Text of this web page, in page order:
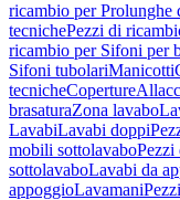
ricambio per Prolunghe
tecnichePezzi di
ricambio per Sifoni per
Sifoni tubolariManicotti
tecnicheCoperture
brasaturaZona lavabo
LavabiLavabi doppi
mobili sottolavaboPezzi
sottolavaboLavabi da
appoggioLavamani